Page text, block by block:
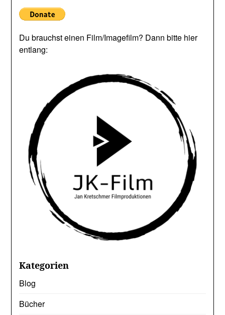
Du brauchst einen Film/Imagefilm? Dann bitte hier
entlang:
Kategorien
Blog
Bücher